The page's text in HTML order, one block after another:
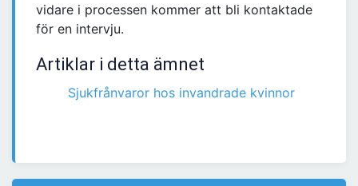
vidare i processen kommer att bli kontaktade
för en intervju.
Artiklar i detta ämnet
Sjukfrånvaror hos invandrade kvinnor